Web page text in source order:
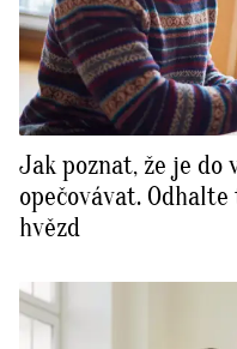
Jak poznat, že je do
opečovávat.
hvězd